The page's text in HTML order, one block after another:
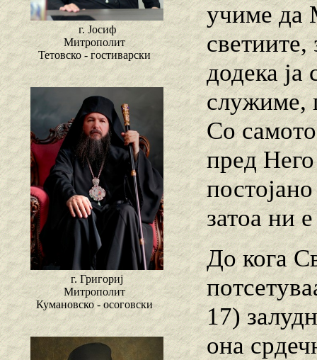
г. Јосиф
Митрополит
Тетовско - гостиварски
г. Григориј
Митрополит
Кумановско - осоговски
учиме да
додека
служиме,
Со
пред
затоа ни
До кога
17)
она